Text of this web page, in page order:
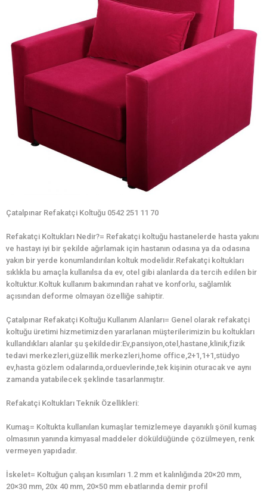
Çatalpınar Refakatçi Koltuğu 0542 251 11 70
Refakatçi Koltukları Nedir?= Refakatçi koltuğu hastanelerde hasta yakını
ve hastayı iyi bir şekilde ağırlamak için hastanın odasına ya da odasına
yakın bir yerde konumlandırılan koltuk modelidir.Refakatçi koltukları
sıklıkla bu amaçla kullanılsa da ev, otel gibi alanlarda da tercih edilen bir
koltuktur.Koltuk kullanım bakımından rahat ve konforlu, sağlamlık
açısından deforme olmayan özelliğe sahiptir.
Çatalpınar Refakatçi Koltuğu Kullanım Alanları= Genel olarak refakatçi
koltuğu üretimi hizmetimizden yararlanan müşterilerimizin bu koltukları
kullandıkları alanlar şu şekildedir:Ev,pansiyon,otel,hastane,klinik,fizik
tedavi merkezleri,güzellik merkezleri,home office,2+1,1+1,stüdyo
ev,hasta gözlem odalarında,orduevlerinde,tek kişinin oturacak ve aynı
zamanda yatabilecek şeklinde tasarlanmıştır.
Refakatçi Koltukları Teknik Özellikleri:
Kumaş= Koltukta kullanılan kumaşlar temizlemeye dayanıklı şönil kumaş
olmasının yanında kimyasal maddeler döküldüğünde çözülmeyen, renk
vermeyen yapıdadır.
İskelet= Koltuğun çalışan kısımları 1.2 mm et kalınlığında 20×20 mm,
20×30 mm, 20x 40 mm, 20×50 mm ebatlarında demir profil